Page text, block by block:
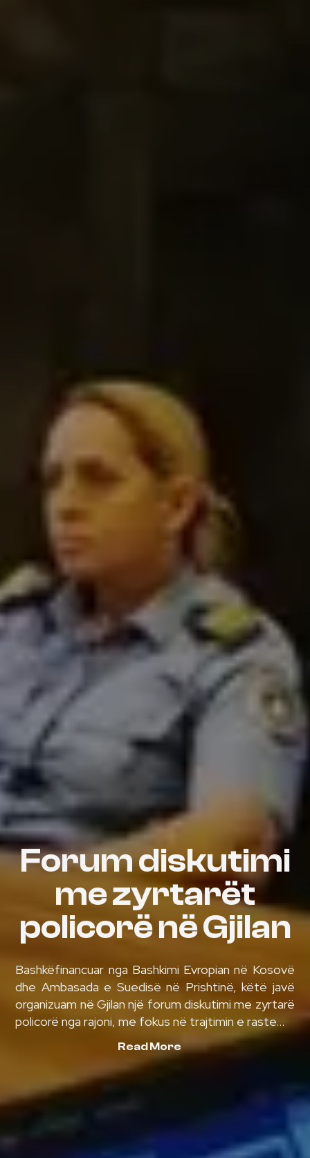
Forum diskutimi
me zyrtarët
policorë në Gjilan
Bashkëfinancuar nga Bashkimi Evropian në Kosovë
dhe Ambasada e Suedisë në Prishtinë, këtë javë
organizuam në Gjilan një forum diskutimi me zyrtarë
policorë nga rajoni, me fokus në trajtimin e raste...
Read More